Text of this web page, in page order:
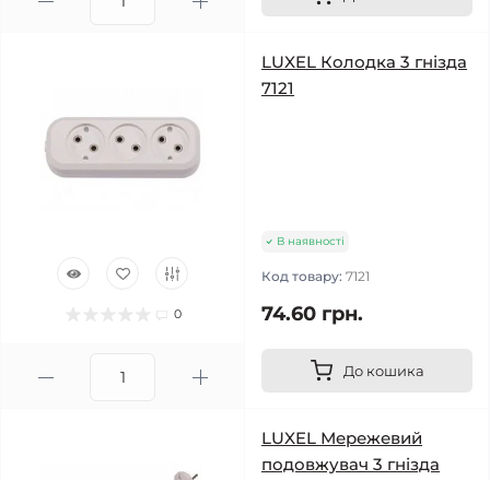
0
LUXEL Колодка 3 гнізда
7121
В наявності
Код товару: 7121
74.60 грн.
До кошика
LUXEL Мережевий
подовжувач 3 гнізда